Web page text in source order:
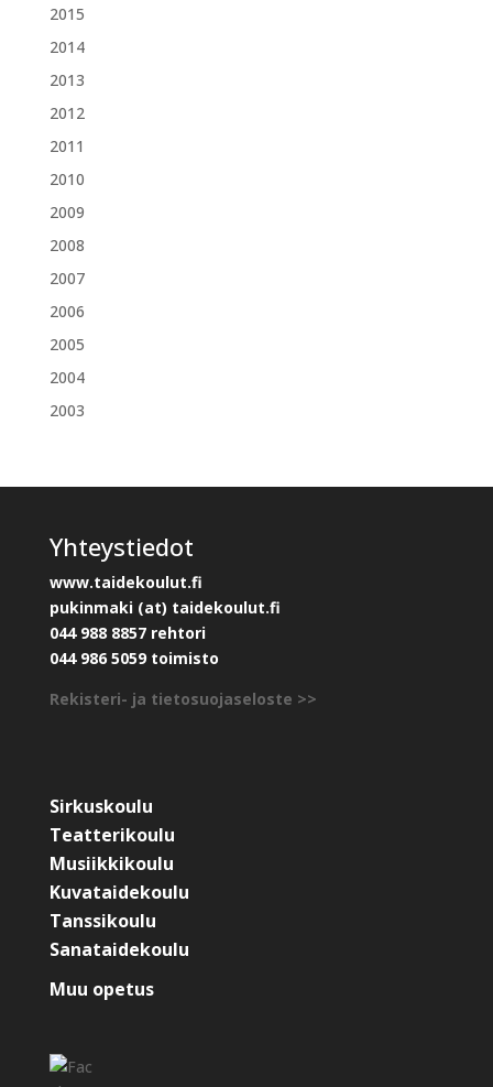
2015
2014
2013
2012
2011
2010
2009
2008
2007
2006
2005
2004
2003
Yhteystiedot
www.taidekoulut.fi
pukinmaki (at) taidekoulut.fi
044 988 8857 rehtori
044 986 5059 toimisto
Rekisteri- ja tietosuojaseloste >>
Sirkuskoulu
Teatterikoulu
Musiikkikoulu
Kuvataidekoulu
Tanssikoulu
Sanataidekoulu
Muu opetus